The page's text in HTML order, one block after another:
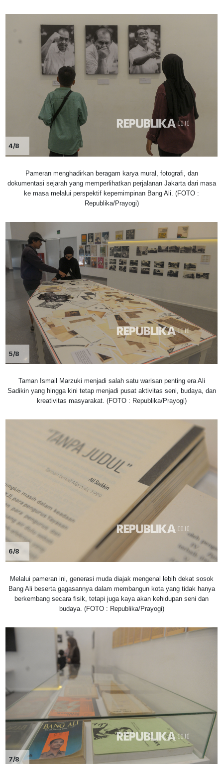
4/8
Pameran menghadirkan beragam karya mural, fotografi, dan
dokumentasi sejarah yang memperlihatkan perjalanan Jakarta dari masa
ke masa melalui perspektif kepemimpinan Bang Ali. (FOTO :
Republika/Prayogi)
5/8
Taman Ismail Marzuki menjadi salah satu warisan penting era Ali
Sadikin yang hingga kini tetap menjadi pusat aktivitas seni, budaya, dan
kreativitas masyarakat. (FOTO : Republika/Prayogi)
6/8
Melalui pameran ini, generasi muda diajak mengenal lebih dekat sosok
Bang Ali beserta gagasannya dalam membangun kota yang tidak hanya
berkembang secara fisik, tetapi juga kaya akan kehidupan seni dan
budaya. (FOTO : Republika/Prayogi)
7/8